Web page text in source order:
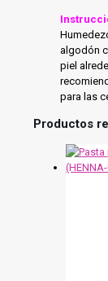
algodón
piel
para las
Productos